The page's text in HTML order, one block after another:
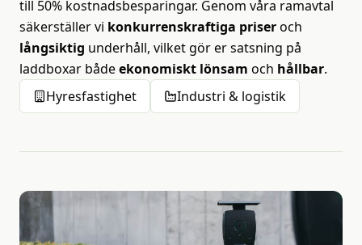
till 50% kostnadsbesparingar. Genom våra ramavtal
säkerställer vi konkurrenskraftiga priseroch
långsiktig underhåll, vilket gör er satsning på
laddboxar bådeekonomiskt lönsam och hållbar.
Hyresfastighet
Industri & logistik